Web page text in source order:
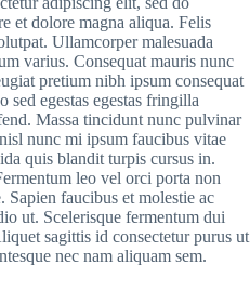
et dolore magna aliqua. Felis
Ullamcorper malesuada
varius. Consequat mauris nunc
pretium nibh ipsum consequat
egestas egestas fringilla
Massa tincidunt nunc pulvinar
nunc mi ipsum faucibus vitae
quis blandit turpis cursus in.
leo vel orci porta non
Sapien faucibus et molestie ac
ut. Scelerisque fermentum dui
sagittis id consectetur purus ut
nec nam aliquam sem.